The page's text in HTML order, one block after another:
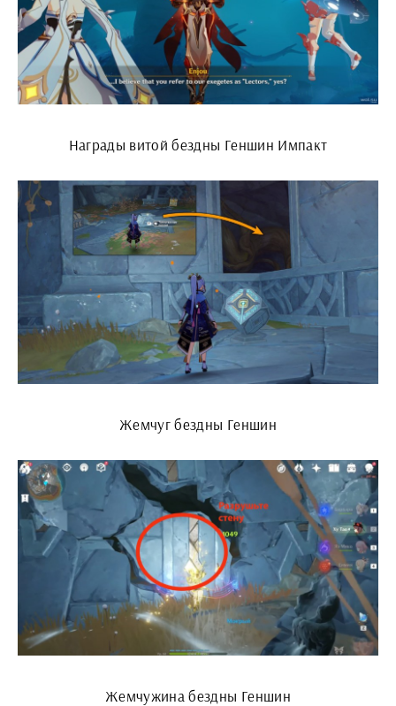
Награды витой бездны Геншин Импакт
Жемчуг бездны Геншин
Жемчужина бездны Геншин